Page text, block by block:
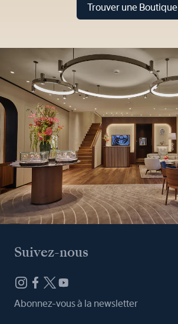
Trouver une Boutique
Suivez-nous
Abonnez-vous à la newsletter